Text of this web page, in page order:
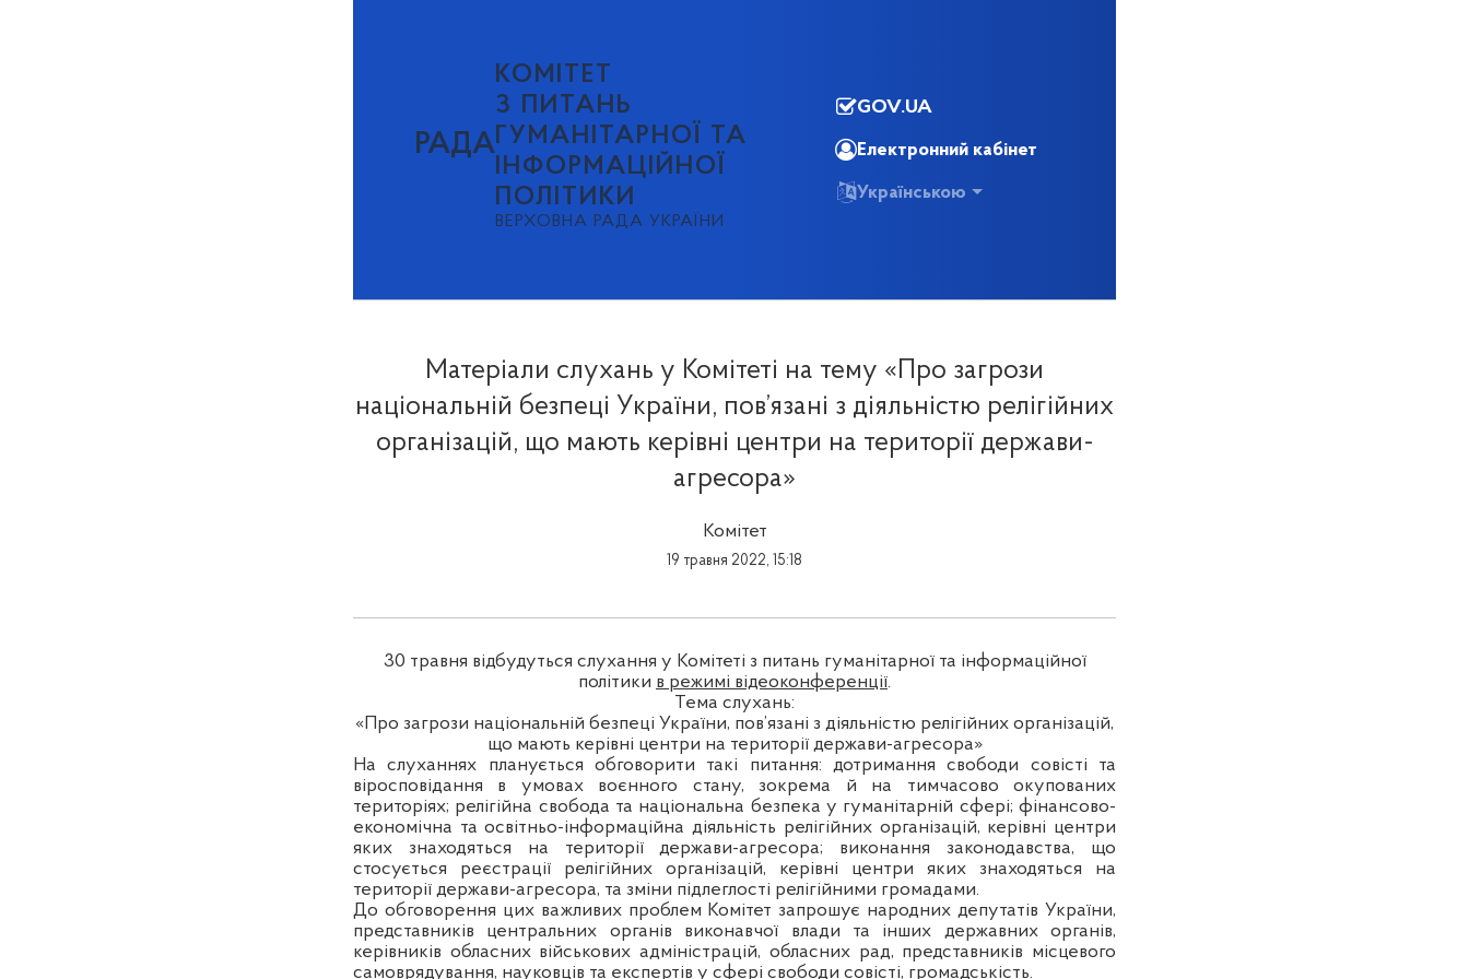
РАДА
КОМІТЕТ
З ПИТАНЬ
ГУМАНІТАРНОЇ ТА
ІНФОРМАЦІЙНОЇ
ПОЛІТИКИ
ВЕРХОВНА РАДА УКРАЇНИ
GOV.UA
Електронний кабінет
Українською
Матеріали слухань у Комітеті на тему «Про загрози
національній безпеці України, пов’язані з діяльністю релігійних
організацій, що мають керівні центри на території держави-
агресора»
Комітет
19 травня 2022, 15:18
30 травня відбудуться слухання у Комітеті з питань гуманітарної та інформаційної
політики в режимі відеоконференції.
Тема слухань:
«Про загрози національній безпеці України, пов’язані з діяльністю релігійних організацій,
що мають керівні центри на території держави-агресора»
На слуханнях планується обговорити такі питання: дотримання свободи совісті та
віросповідання в умовах воєнного стану, зокрема й на тимчасово окупованих
територіях; релігійна свобода та національна безпека у гуманітарній сфері; фінансово-
економічна та освітньо-інформаційна діяльність релігійних організацій, керівні центри
яких знаходяться на території держави-агресора; виконання законодавства, що
стосується реєстрації релігійних організацій, керівні центри яких знаходяться на
території держави-агресора, та зміни підлеглості релігійними громадами.
До обговорення цих важливих проблем Комітет запрошує народних депутатів України,
представників центральних органів виконавчої влади та інших державних органів,
керівників обласних військових адміністрацій, обласних рад, представників місцевого
самоврядування, науковців та експертів у сфері свободи совісті, громадськість.